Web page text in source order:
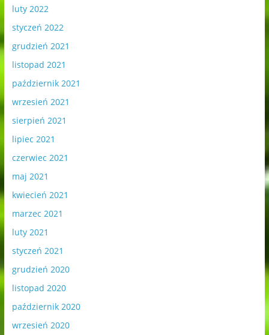
luty 2022
styczeń 2022
grudzień 2021
listopad 2021
październik 2021
wrzesień 2021
sierpień 2021
lipiec 2021
czerwiec 2021
maj 2021
kwiecień 2021
marzec 2021
luty 2021
styczeń 2021
grudzień 2020
listopad 2020
październik 2020
wrzesień 2020